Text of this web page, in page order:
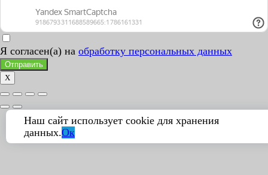
Я согласен(а) на обработку персональных данных
Отправить
X
Наш сайт использует cookie для хранения
данных.Ок